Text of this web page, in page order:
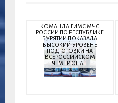
КОМАНДА ГИМС МЧС
РОССИИ ПО РЕСПУБЛИКЕ
БУРЯТИИ ПОКАЗАЛА
ВЫСОКИЙ УРОВЕНЬ
ПОДГОТОВКИ НА
ВСЕРОССИЙСКОМ
ЧЕМПИОНАТЕ